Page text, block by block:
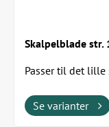
Skalpelblade
Passer til det lille
Se varianter